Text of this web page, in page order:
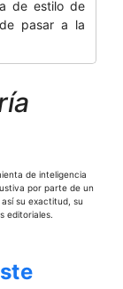
de estilo de
pasar a la
de inteligencia
por parte de un
su exactitud, su
editoriales.